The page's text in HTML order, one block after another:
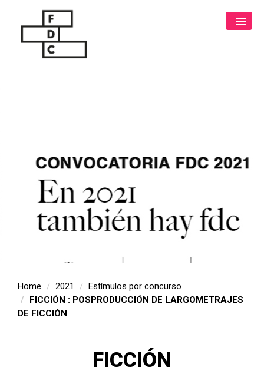
Home 2021
Estímulos por concurso
FICCIÓN : POSPRODUCCIÓN DE LARGOMETRAJES
DE FICCIÓN
FICCIÓN